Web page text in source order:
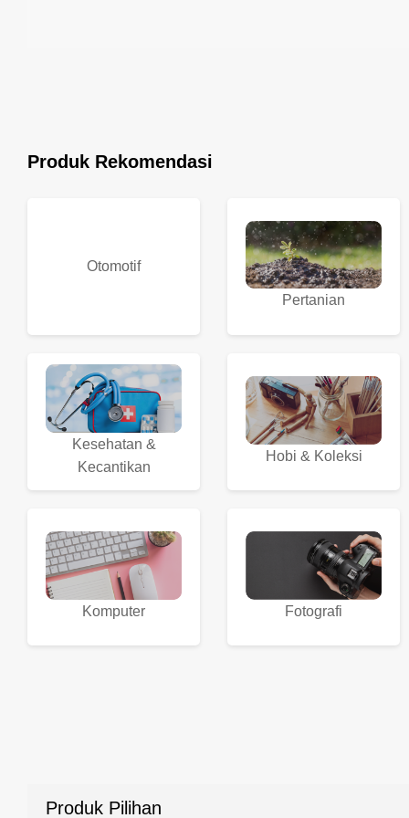
Produk Rekomendasi
Otomotif
Pertanian
Kesehatan &
Kecantikan
Hobi & Koleksi
Komputer Fotografi
Produk Pilihan